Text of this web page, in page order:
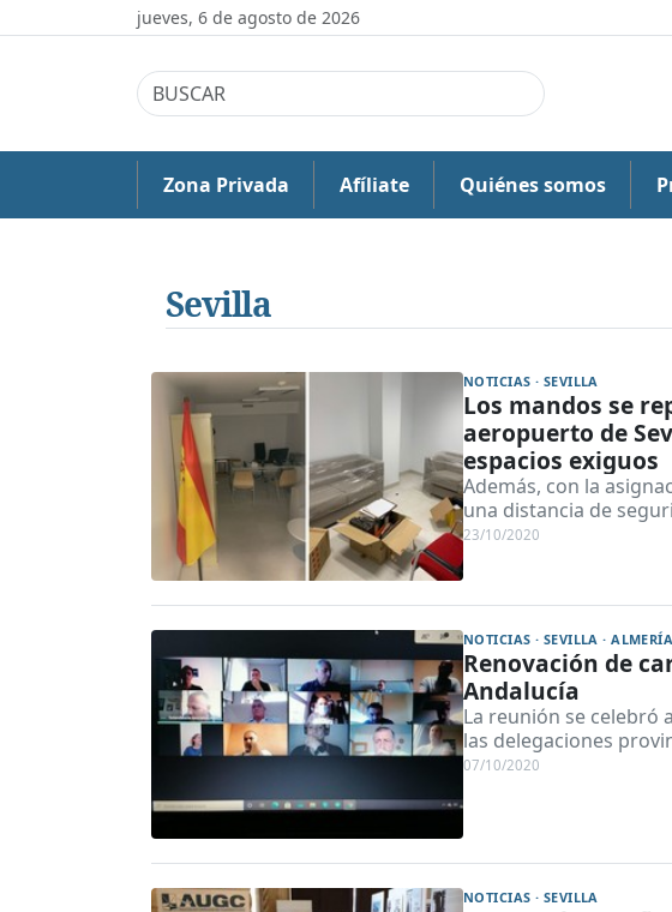
jueves, 6 de agosto de 2026
Zona Privada Afíliate Quiénes somos
Sevilla
NOTICIAS · SEVILLA
Los mandos se
aeropuerto de
espacios exiguos
Además, con la
una distancia de
23/10/2020
NOTICIAS · SEVILLA ·
Renovación de
Andalucía
La reunión se celebró
las delegaciones
07/10/2020
NOTICIAS · SEVILLA